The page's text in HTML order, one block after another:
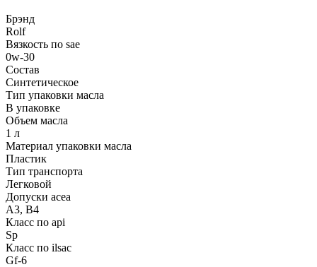
Брэнд
Rolf
Вязкость по sae
0w-30
Состав
Синтетическое
Тип упаковки масла
В упаковке
Объем масла
1 л
Материал упаковки масла
Пластик
Тип транспорта
Легковой
Допуски acea
A3, B4
Класс по api
Sp
Класс по ilsac
Gf-6